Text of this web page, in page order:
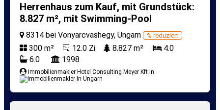
Herrenhaus zum Kauf, mit Grundstück:
8.827 m², mit Swimming-Pool
8314 bei Vonyarcvashegy, Ungarn % reduziert
300 m² 12.0 Zi 8.827 m²
4.0
6.0
1998
Immobilienmakler Hotel Consulting Meyer Kft in